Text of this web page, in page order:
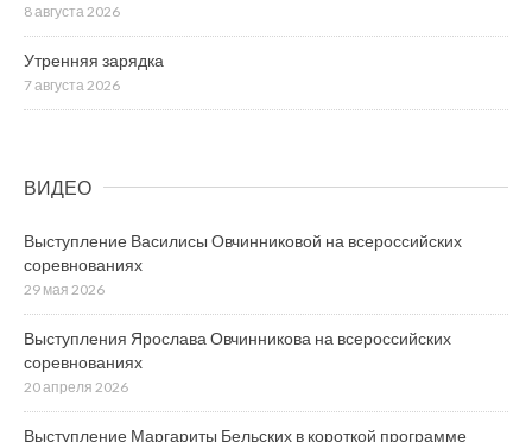
8 августа 2026
Утренняя зарядка
7 августа 2026
ВИДЕО
Выступление Василисы Овчинниковой на всероссийских
соревнованиях
29 мая 2026
Выступления Ярослава Овчинникова на всероссийских
соревнованиях
20 апреля 2026
Выступление Маргариты Бельских в короткой программе